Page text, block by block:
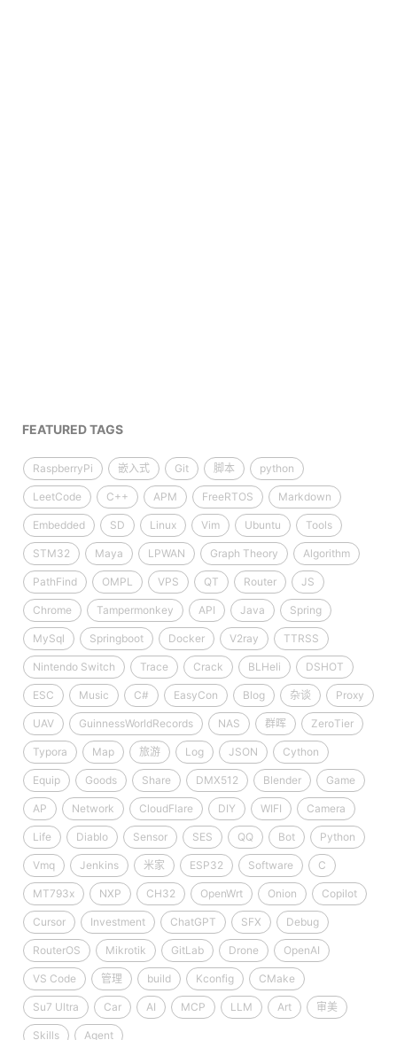
FEATURED TAGS
RaspberryPi 嵌入式 Git 脚本 python
LeetCode C++ APM FreeRTOS Markdown
Embedded SD Linux Vim Ubuntu Tools
STM32 Maya LPWAN Graph Theory Algorithm
PathFind OMPL VPS QT Router JS
Chrome Tampermonkey API Java Spring
MySql Springboot Docker V2ray TTRSS
Nintendo Switch Trace Crack BLHeli DSHOT
ESC Music C# EasyCon Blog 杂谈 Proxy
UAV GuinnessWorldRecords NAS 群晖 ZeroTier
Typora Map 旅游 Log JSON Cython
Equip Goods Share DMX512 Blender Game
AP Network CloudFlare DIY WIFI Camera
Life Diablo Sensor SES QQ Bot Python
Vmq Jenkins 米家 ESP32 Software C
MT793x NXP CH32 OpenWrt Onion Copilot
Cursor Investment ChatGPT SFX Debug
RouterOS Mikrotik GitLab Drone OpenAI
VS Code 管理 build Kconfig CMake
Su7 Ultra Car AI MCP LLM Art 审美
Skills Agent